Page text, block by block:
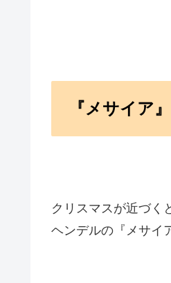
『メサイア
クリスマスが近づく
ヘンデルの『メサイ